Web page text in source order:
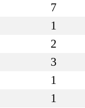
7
1
2
3
1
1